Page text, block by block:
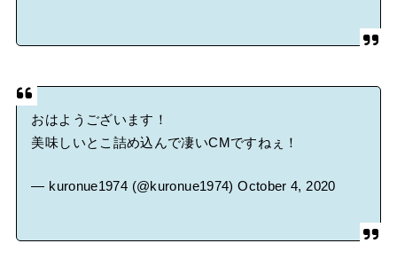
おはようございます！
美味しいとこ詰め込んで凄いCMですねぇ！
— kuronue1974 (@kuronue1974)October 4, 2020